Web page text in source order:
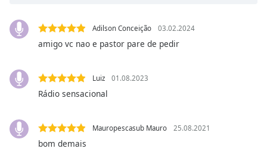
Color
Caption
Adilson Conceição 03.02.2024
amigo vc nao e pastor pare de pedir
Luiz 01.08.2023
Rádio sensacional
Mauropescasub Mauro 25.08.2021
bom demais